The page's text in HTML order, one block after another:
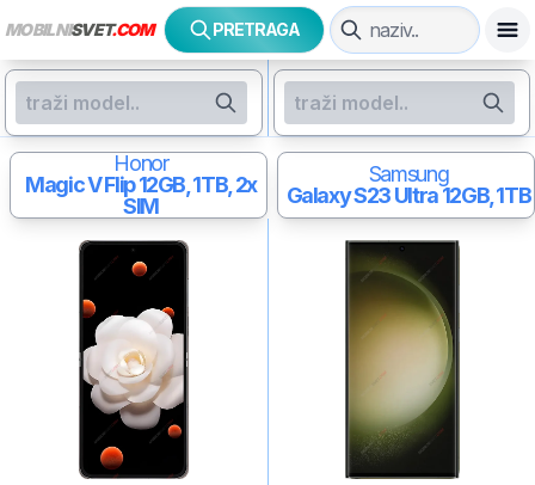
MOBILNISVET.COM PRETRAGA
Honor
Magic V Flip12GB, 1TB, 2x
SIM
Samsung
Galaxy S23 Ultra12GB, 1TB